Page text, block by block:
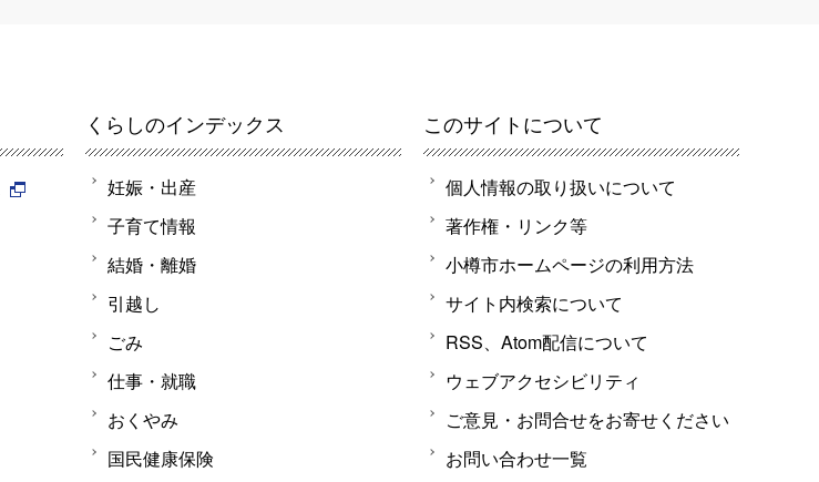
くらしのインデックス
妊娠・出産
子育て情報
結婚・離婚
引越し
ごみ
仕事・就職
おくやみ
国民健康保険
このサイトについて
個人情報の取り扱いについて
著作権・リンク等
小樽市ホームページの利用方法
サイト内検索について
RSS、Atom配信について
ウェブアクセシビリティ
ご意見・お問合せをお寄せください
お問い合わせ一覧